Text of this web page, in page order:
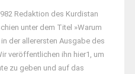
Redaktion des Kurdistan
unter dem Titel »Warum
der allerersten Ausgabe des
veröffentlichen ihn hier1, um
zu geben und auf das